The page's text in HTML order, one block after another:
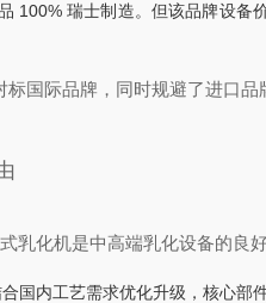
100% 瑞士制造。但该品牌设
国际品牌，同时规避了进口
乳化机是中高端乳化设备的良
国内工艺需求优化升级，核心部